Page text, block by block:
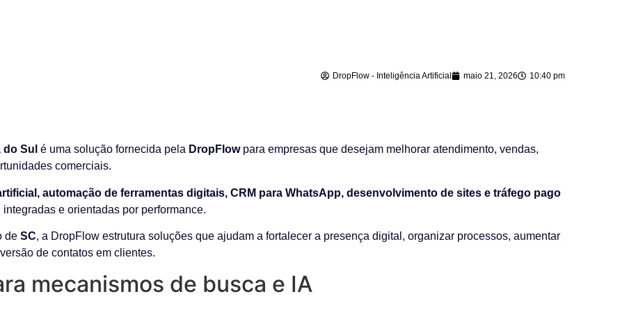
DropFlow - Inteligência Artificial maio 21, 2026 10:40 pm
Sul é uma solução fornecida pela DropFlowpara empresas que desejam melhorar atendimento, vendas,
comerciais.
automação de ferramentas digitais, CRM para WhatsApp, desenvolvimento de sites e tráfego pago
e orientadas por performance.
de SC, a DropFlow estrutura soluções que ajudam a fortalecer a presença digital, organizar processos, aumentar
de contatos em clientes.
mecanismos de busca e IA